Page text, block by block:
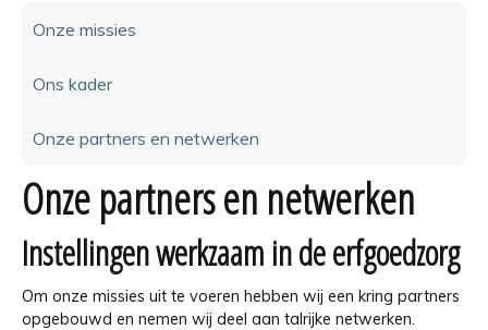
Onze missies
Ons kader
Onze partners en netwerken
Onze partners en netwerken
Instellingen werkzaam in de erfgoedzorg
Om onze missies uit te voeren hebben wij een kring partners
opgebouwd en nemen wij deel aan talrijke netwerken.